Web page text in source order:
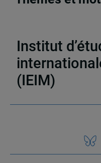
Institut
(IEIM)